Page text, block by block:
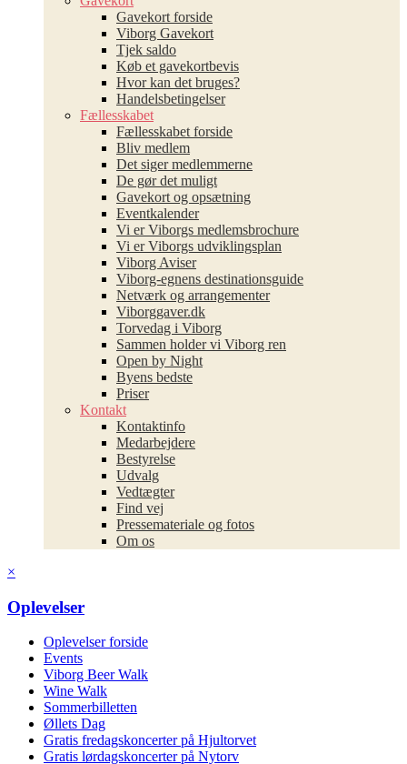
Gavekort forside
Viborg Gavekort
Tjek saldo
Køb et gavekortbevis
Hvor kan det bruges?
Handelsbetingelser
Fællesskabet
Fællesskabet forside
Bliv medlem
Det siger medlemmerne
De gør det muligt
Gavekort og opsætning
Eventkalender
Vi er Viborgs medlemsbrochure
Vi er Viborgs udviklingsplan
Viborg Aviser
Viborg-egnens destinationsguide
Netværk og arrangementer
Viborggaver.dk
Torvedag i Viborg
Sammen holder vi Viborg ren
Open by Night
Byens bedste
Priser
Kontakt
Kontaktinfo
Medarbejdere
Bestyrelse
Udvalg
Vedtægter
Find vej
Pressemateriale og fotos
Om os
×
Oplevelser
Oplevelser forside
Events
Viborg Beer Walk
Wine Walk
Sommerbilletten
Øllets Dag
Gratis fredagskoncerter på Hjultorvet
Gratis lørdagskoncerter på Nytorv